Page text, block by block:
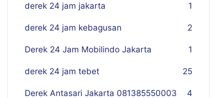
derek 24 jam jakarta 1
derek 24 jam kebagusan 2
Derek 24 Jam Mobilindo Jakarta 1
derek 24 jam tebet 25
Derek Antasari Jakarta 081385550003 4